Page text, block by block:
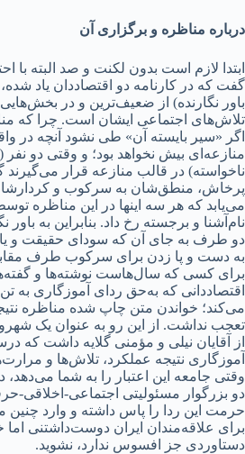
درباره مناظره و برگزاری آن
ابتدا لازم است بدون لکنت و صد البته با
گفت که در کارنامه دو اقتصاددان یاد
باور نگارنده) از ضعیف‌ترین و در بخش‌هایی
تلاش‌های اجتماعی ایشان است. چرا که
اگر «سیر بایسته آن» طی نشود آنچه در
منازعه‌ای بیش نخواهد بود؛ و وقتی دو نفر
ناخواسته) در قالب منازعه قرار می‌گیرند
پرخاش، منطق‌شان به سرکوب و
می‌یابد که هر سه اینها در این مناظره
نام‌آشنا و برجسته رخ داد. بنابراین به باور
دو طرف به جای آن که سودای حقیقت و
به دست و پا زدن برای سرکوب طرف
برای کسی که سال‌هاست نوشته‌ها و
اقتصاددانی که به‌حق ردای آموزگاری به تن
می‌کند؛ خواندن متن چاپ شده مناظره
تعجب نداشت. از این رو به عنوان یک
از آقایان نیلی و مؤمنی گلایه داشت که
آموزگاری نتیجه عملکرد، تلاش‌ها و
وقتی جامعه این اعتبار را به شما می‌دهد،
دو بزرگوار مسئولیتی اجتماعی-اخلاقی-
حرمت این ردا را پاس داشته و وارد چنین
برای علاقه‌مندان ایران دوست‌داشتنی
دستاوردی جز افسوس ندارد، نشوید.